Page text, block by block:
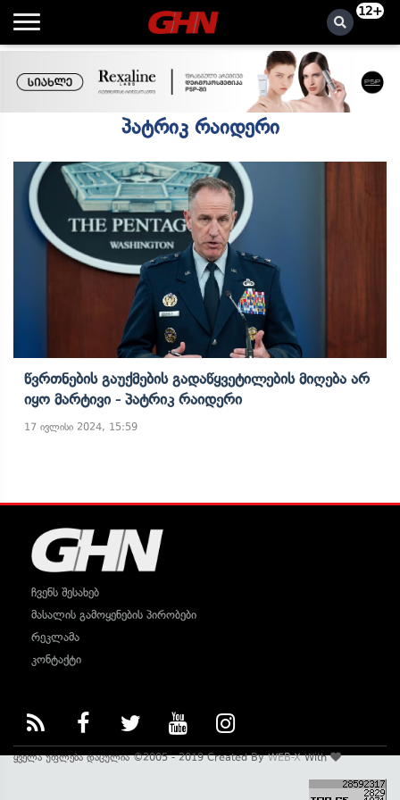
12+
პატრიკ რაიდერი
Წვრთნების Გაუქმების Გადაწყვეტილების Მიღება Არ
Იყო Მარტივი - Პატრიკ Რაიდერი
17 ივლისი 2024, 15:59
ჩვენს შესახებ
მასალის გამოყენების პირობები
რეკლამა
კონტაქტი
ყველა უფლება დაცულია ©2005 - 2019 Created ByWEB-XWith